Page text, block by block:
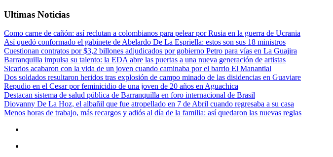
Ultimas Noticias
Como carne de cañón: así reclutan a colombianos para pelear por Rusia en la guerra de Ucrania
Así quedó conformado el gabinete de Abelardo De La Espriella: estos son sus 18 ministros
Cuestionan contratos por $3,2 billones adjudicados por gobierno Petro para vías en La Guajira
Barranquilla impulsa su talento: la EDA abre las puertas a una nueva generación de artistas
Sicarios acabaron con la vida de un joven cuando caminaba por el barrio El Manantial
Dos soldados resultaron heridos tras explosión de campo minado de las disidencias en Guaviare
Repudio en el Cesar por feminicidio de una joven de 20 años en Aguachica
Destacan sistema de salud pública de Barranquilla en foro internacional de Brasil
Diovanny De La Hoz, el albañil que fue atropellado en 7 de Abril cuando regresaba a su casa
Menos horas de trabajo, más recargos y adiós al día de la familia: así quedaron las nuevas reglas